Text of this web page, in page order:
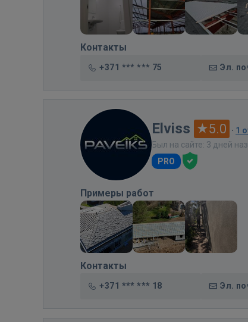
Контакты
+371 *** *** 75 Эл.
Elviss 5.0 · 1
Был на сайте: 3 дней
PRO
Примеры работ
Контакты
+371 *** *** 18 Эл.